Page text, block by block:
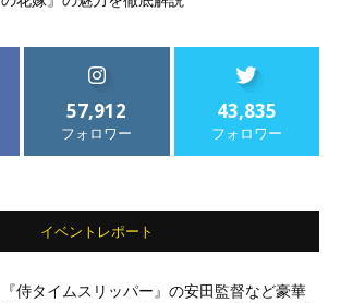
57,912
フォロワー
43,835
フォロワー
イベントレポート
『侍タイムスリッパー』の安田監督など豪華